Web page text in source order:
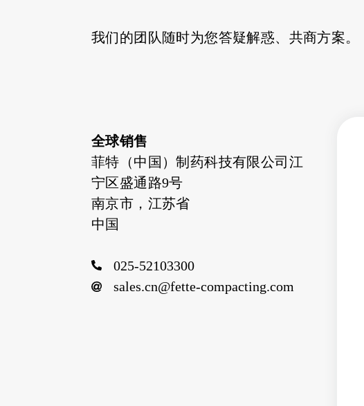
我们的团队随时为您答疑解惑、共商方案。
全球销售
菲特（中国）制药科技有限公司江
宁区盛通路9号
南京市，江苏省
中国
025-52103300
sales.cn@fette-compacting.com